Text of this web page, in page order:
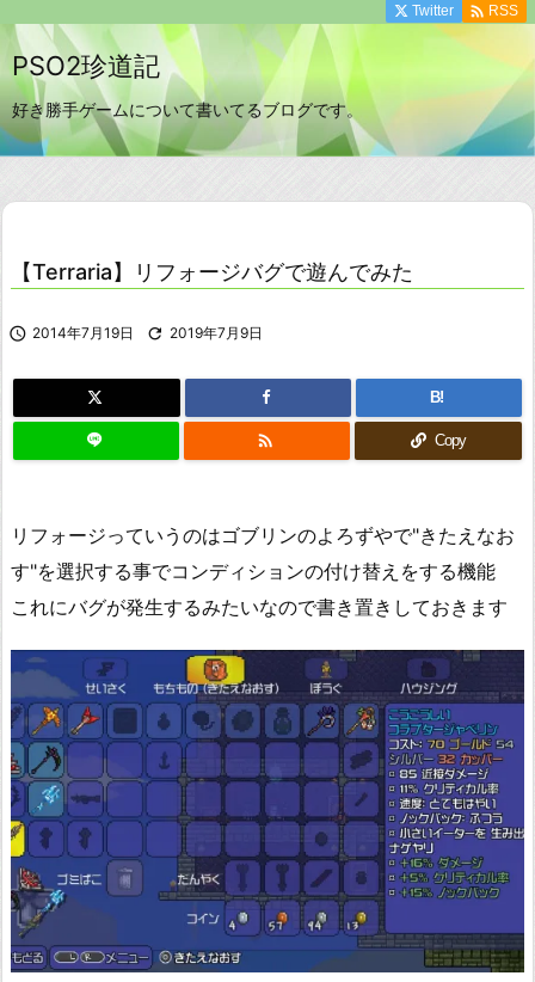
PSO2珍道記
好き勝手ゲームについて書いてるブログです。
Twitter  RSS
【Terraria】リフォージバグで遊んでみた
 2014年7月19日  2019年7月9日
B!
 Copy
リフォージっていうのはゴブリンのよろずやで"きたえなお
す"を選択する事でコンディションの付け替えをする機能
これにバグが発生するみたいなので書き置きしておきます